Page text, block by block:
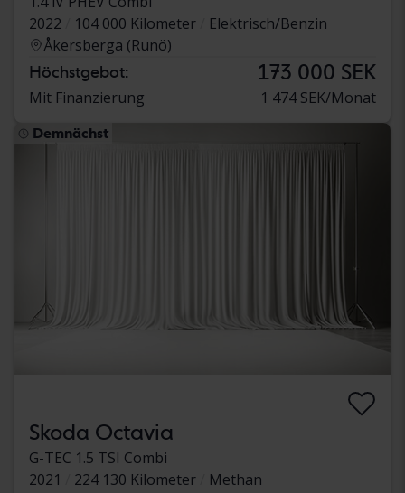
2022
104 000 Kilometer
Elektrisch/Benzin
Åkersberga (Runö)
Höchstgebot: 173 000 SEK
Mit Finanzierung 1 474 SEK/Monat
Demnächst
Skoda Octavia
G-TEC 1.5 TSI Combi
2021
224 130 Kilometer
Methan